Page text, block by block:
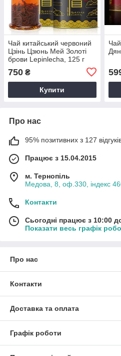
Чай китайський червоний
Цзінь Цзюнь Мей Золоті
брови Lepinlecha, 125 г
750 ₴
Купити
Про нас
95% позитивних з 127
Працює з 15.04.2015
м. Тернопіль
Медова, 8, оф.330, індекс
Контакти
Сьогодні працює з 10:00
Показати весь графік
Про нас
Контакти
Доставка та оплата
Графік роботи